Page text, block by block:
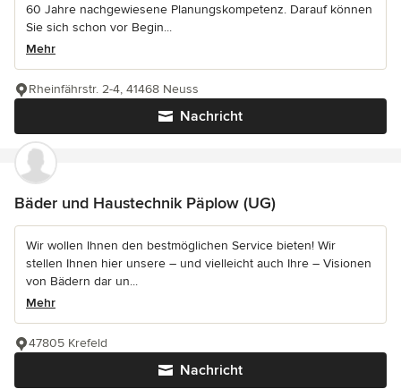
60 Jahre nachgewiesene Planungskompetenz. Darauf können
Sie sich schon vor Begin...
Mehr
Nachricht
Rheinfährstr. 2-4, 41468 Neuss
Bäder und Haustechnik Päplow (UG)
Wir wollen Ihnen den bestmöglichen Service bieten! Wir
stellen Ihnen hier unsere – und vielleicht auch Ihre – Visionen
von Bädern dar un...
Mehr
Nachricht
47805 Krefeld